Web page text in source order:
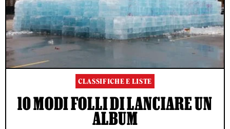
CLASSIFICHE E LISTE
10 MODI FOLLI DI LANCIARE UN
ALBUM